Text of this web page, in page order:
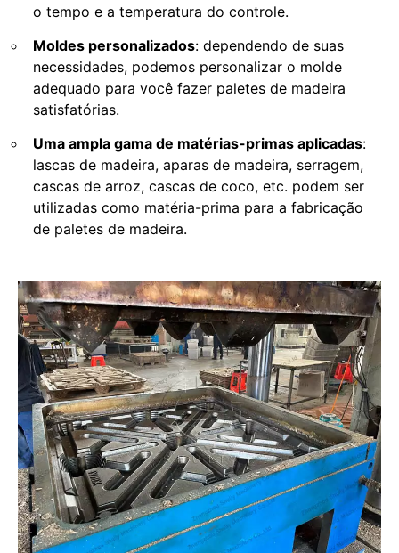
o tempo e a temperatura do controle.
Moldes personalizados: dependendo de suas
necessidades, podemos personalizar o molde
adequado para você fazer paletes de madeira
satisfatórias.
Uma ampla gama de matérias-primas aplicadas:
lascas de madeira, aparas de madeira, serragem,
cascas de arroz, cascas de coco, etc. podem ser
utilizadas como matéria-prima para a fabricação
de paletes de madeira.